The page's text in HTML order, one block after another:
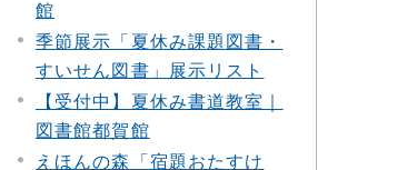
館
季節展示「夏休み課題図書・
すいせん図書」展示リスト
【受付中】夏休み書道教室｜
図書館都賀館
えほんの森「宿題おたすけ